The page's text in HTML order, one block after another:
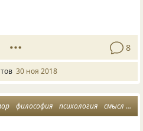
8
30 ноя 2018
философия психология смысл